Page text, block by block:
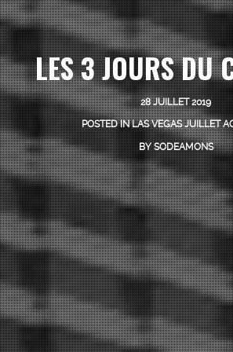
LES 3 JOURS DU
28 JUILLET 2019
POSTED INLAS VEGAS JUILLET
BYSODEAMONS
A
DERNIERS
BLOG